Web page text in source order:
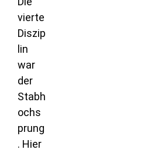
vierte
Diszip
lin
war
der
Stabh
ochs
prung
. Hier